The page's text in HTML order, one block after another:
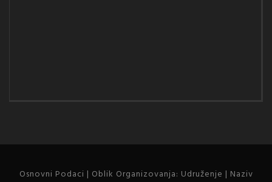
Osnovni Podaci | Oblik Organizovanja: Udruženje | Naziv